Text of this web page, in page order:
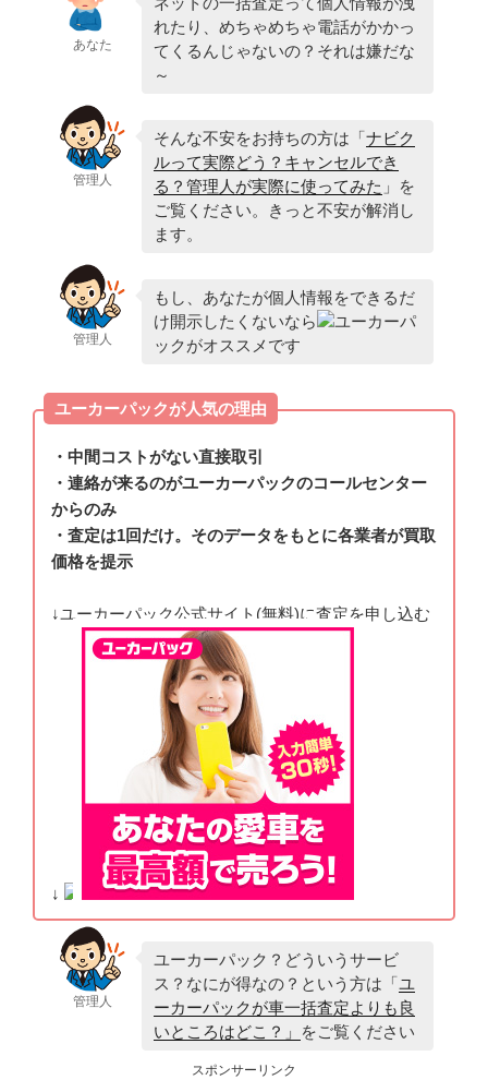
あなた
れたり、めちゃめちゃ電話がかかっ
てくるんじゃないの？それは嫌だな
～
管理人
そんな不安をお持ちの方は「ナビク
ルって実際どう？キャンセルでき
る？管理人が実際に使ってみた 」を
ご覧ください。きっと不安が解消し
ます。
管理人
もし、あなたが個人情報をできるだ
け開示したくないなら
ユーカーパ
ックがオススメです
ユーカーパックが人気の理由
・中間コストがない直接取引
・連絡が来るのがユーカーパックのコールセンター
からのみ
・査定は1回だけ。そのデータをもとに各業者が買取
価格を提示
↓ユーカーパック公式サイト(無料)に査定を申し込む
↓
管理人
ユーカーパック？どういうサービ
ス？なにが得なの？という方は「ユ
ーカーパックが車一括査定よりも良
いところはどこ？」
をご覧ください
スポンサーリンク